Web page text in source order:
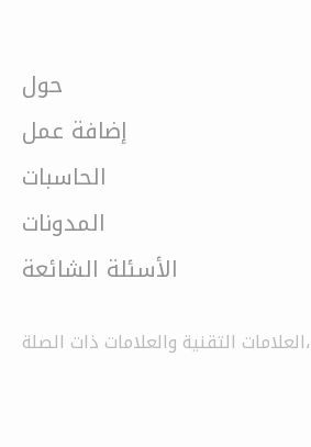
حول
إضافة عمل
الحاسبات
المدونات
الأسئلة الشائعة
التقنية والعلامات ذات الصلة